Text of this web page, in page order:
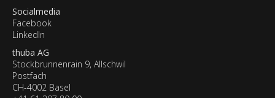
Socialmedia
Facebook
LinkedIn
thuba AG
Stockbrunnenrain 9, Allschwil
Postfach
CH-4002 Basel